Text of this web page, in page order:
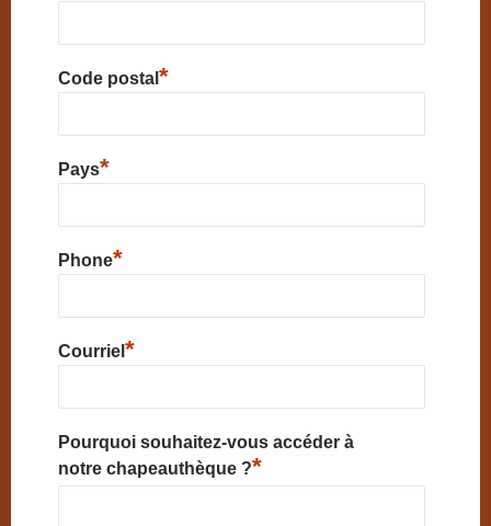
Code postal *
Pays*
Phone*
Courriel *
Pourquoi souhaitez-vous accéder à
notre chapeauthèque ?*